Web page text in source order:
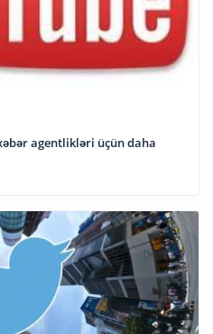
agentlikləri üçün daha